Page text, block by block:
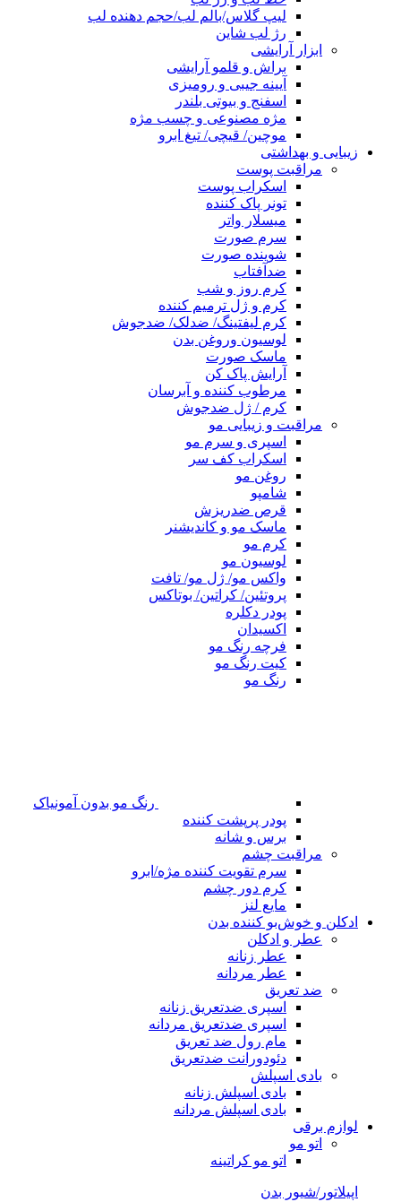
لیپ گلاس/بالم لب/حجم دهنده لب
رژ لب شاین
ابزار آرایشی
براش و قلمو آرایشی
آیینه جیبی و رومیزی
اسفنج و بیوتی بلندر
مژه مصنوعی و چسب مژه
موچین/ قیچی/ تیغ ابرو
زیبایی و بهداشتی
مراقبت پوست
اسکراب پوست
تونر پاک کننده
میسلار واتر
سرم صورت
شوینده صورت
ضدآفتاب
کرم روز و شب
کرم و ژل ترمیم کننده
کرم لیفتینگ/ ضدلک/ ضدجوش
لوسیون وروغن بدن
ماسک صورت
آرایش پاک کن
مرطوب کننده و آبرسان
کرم / ژل ضدجوش
مراقبت و زیبایی مو
اسپری و سرم مو
اسکراب کف سر
روغن مو
شامپو
قرص ضدریزش
ماسک مو و کاندیشنر
کرم مو
لوسیون مو
واکس مو/ ژل مو/ تافت
پروتئین/ کراتین/ بوتاکس
پودر دکلره
اکسیدان
فرچه رنگ مو
کیت رنگ مو
رنگ مو
رنگ مو بدون آمونیاک
پودر پرپشت کننده
برس و شانه
مراقبت چشم
سرم تقویت کننده مژه/ابرو
کرم دور چشم
مایع لنز
ادکلن و خوش‌بو کننده بدن
عطر و ادکلن
عطر زنانه
عطر مردانه
ضد تعریق
اسپری ضدتعریق زنانه
اسپری ضدتعریق مردانه
مام رول ضد تعریق
دئودورانت ضدتعریق
بادی اسپلش
بادی اسپلش زنانه
بادی اسپلش مردانه
لوازم برقی
اتو مو
اتو مو کراتینه
اپیلاتور/شیور بدن